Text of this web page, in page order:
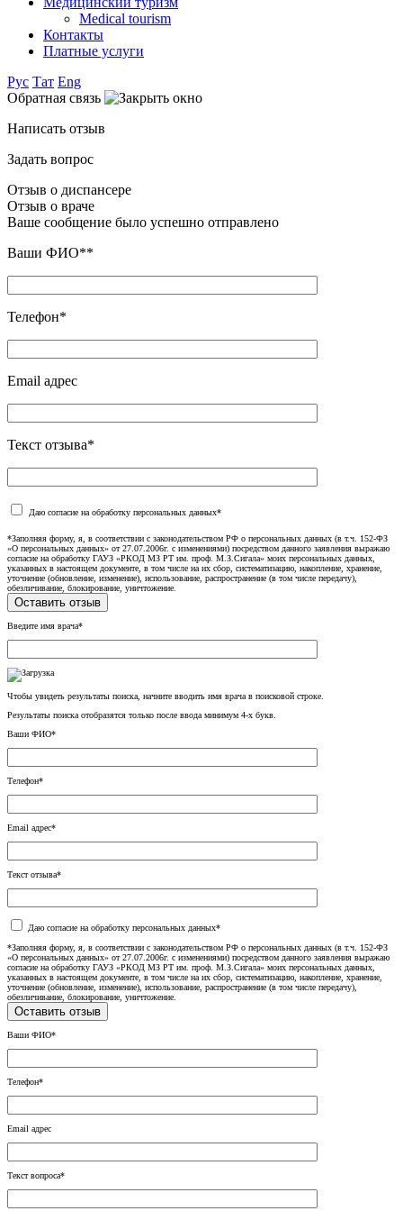
Medical tourism
Контакты
Платные услуги
Рус Тат Eng
Обратная связь
Написать отзыв
Задать вопрос
Отзыв о диспансере
Отзыв о враче
Ваше сообщение было успешно отправлено
Ваши ФИО**
Телефон*
Email адрес
Текст отзыва*
Даю согласие на обработку персональных данных*
*Заполняя форму, я, в соответствии с законодательством РФ о персональных данных (в т.ч. 152-ФЗ
«О персональных данных» от 27.07.2006г. с изменениями) посредством данного заявления выражаю
согласие на обработку ГАУЗ «РКОД МЗ РТ им. проф. М.З.Сигала» моих персональных данных,
указанных в настоящем документе, в том числе на их сбор, систематизацию, накопление, хранение,
уточнение (обновление, изменение), использование, распространение (в том числе передачу),
обезличивание, блокирование, уничтожение.
Введите имя врача*
Чтобы увидеть результаты поиска, начните вводить имя врача в поисковой строке.
Результаты поиска отобразятся только после ввода минимум 4-х букв.
Ваши ФИО*
Телефон*
Email адрес*
Текст отзыва*
Даю согласие на обработку персональных данных*
*Заполняя форму, я, в соответствии с законодательством РФ о персональных данных (в т.ч. 152-ФЗ
«О персональных данных» от 27.07.2006г. с изменениями) посредством данного заявления выражаю
согласие на обработку ГАУЗ «РКОД МЗ РТ им. проф. М.З.Сигала» моих персональных данных,
указанных в настоящем документе, в том числе на их сбор, систематизацию, накопление, хранение,
уточнение (обновление, изменение), использование, распространение (в том числе передачу),
обезличивание, блокирование, уничтожение.
Ваши ФИО*
Телефон*
Email адрес
Текст вопроса*